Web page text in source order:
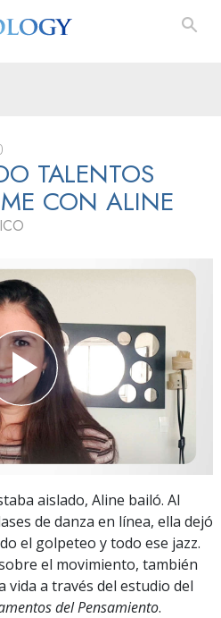
TALENTOS
CON ALINE
aislado, Aline bailó. Al
de danza en línea, ella dejó
el golpeteo y todo ese jazz.
el movimiento, también
vida a través del estudio del
del Pensamiento.